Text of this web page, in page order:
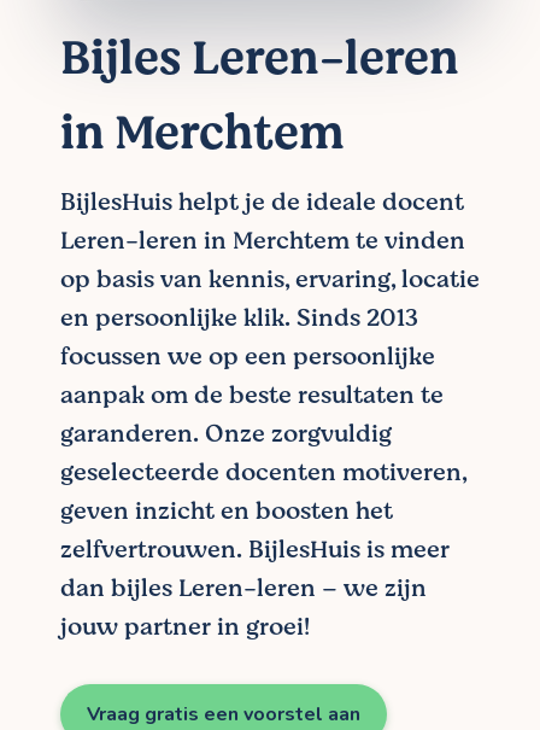
Bijles Leren-leren
in Merchtem
BijlesHuis helpt je de ideale docent
Leren-leren in Merchtem te vinden
op basis van kennis, ervaring, locatie
en persoonlijke klik. Sinds 2013
focussen we op een persoonlijke
aanpak om de beste resultaten te
garanderen. Onze zorgvuldig
geselecteerde docenten motiveren,
geven inzicht en boosten het
zelfvertrouwen. BijlesHuis is meer
dan bijles Leren-leren – we zijn
jouw partner in groei!
Vraag gratis een voorstel aan